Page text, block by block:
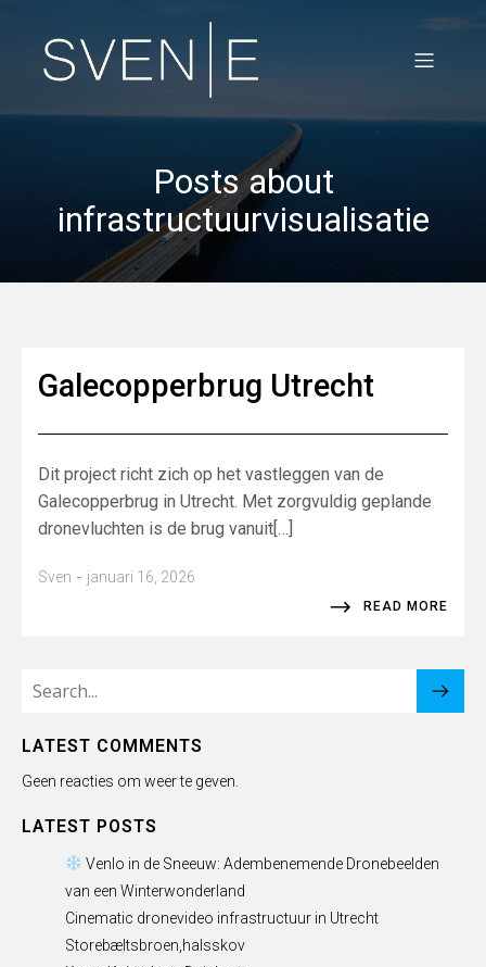
Posts about
infrastructuurvisualisatie
Galecopperbrug Utrecht
Dit project richt zich op het vastleggen van de
Galecopperbrug in Utrecht. Met zorgvuldig geplande
dronevluchten is de brug vanuit[…]
Sven - januari 16, 2026
READ MORE
LATEST COMMENTS
Geen reacties om weer te geven.
LATEST POSTS
Venlo in de Sneeuw: Adembenemende Dronebeelden
van een Winterwonderland
Cinematic dronevideo infrastructuur in Utrecht
Storebæltsbroen,halsskov